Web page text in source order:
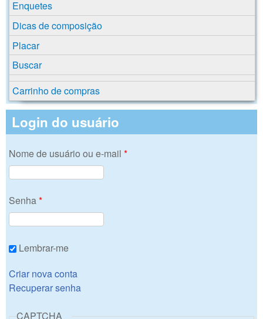
Enquetes
Dicas de composição
Placar
Buscar
Carrinho de compras
Login do usuário
Nome de usuário ou e-mail *
Senha*
Lembrar-me
Criar nova conta
Recuperar senha
CAPTCHA